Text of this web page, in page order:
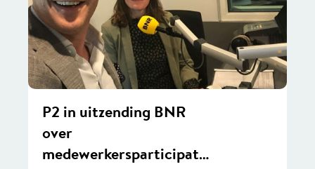
P2 in uitzending BNR
over
medewerkersparticipati